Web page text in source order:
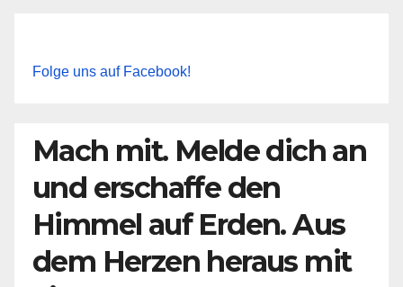
Folge uns auf Facebook!
Mach mit. Melde dich an
und erschaffe den
Himmel auf Erden. Aus
dem Herzen heraus mit